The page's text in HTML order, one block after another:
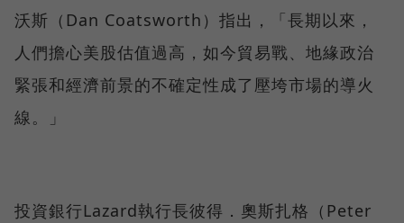
沃斯（Dan Coatsworth）指出，「長期以來，
人們擔心美股估值過高，如今貿易戰、地緣政治
緊張和經濟前景的不確定性成了壓垮市場的導火
線。」
投資銀行Lazard執行長彼得．奧斯扎格（Peter